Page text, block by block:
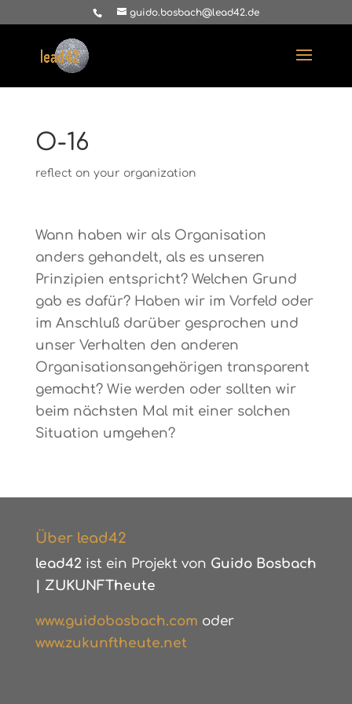
guido.bosbach@lead42.de
O-16
reflect on your organization
Wann haben wir als Organisation
anders gehandelt, als es unseren
Prinzipien entspricht? Welchen Grund
gab es dafür? Haben wir im Vorfeld oder
im Anschluß darüber gesprochen und
unser Verhalten den anderen
Organisationsangehörigen transparent
gemacht? Wie werden oder sollten wir
beim nächsten Mal mit einer solchen
Situation umgehen?
Über lead42
lead42 ist ein Projekt von Guido Bosbach
ZUKUNFTheute
www.guidobosbach.com oder
www.zukunftheute.net